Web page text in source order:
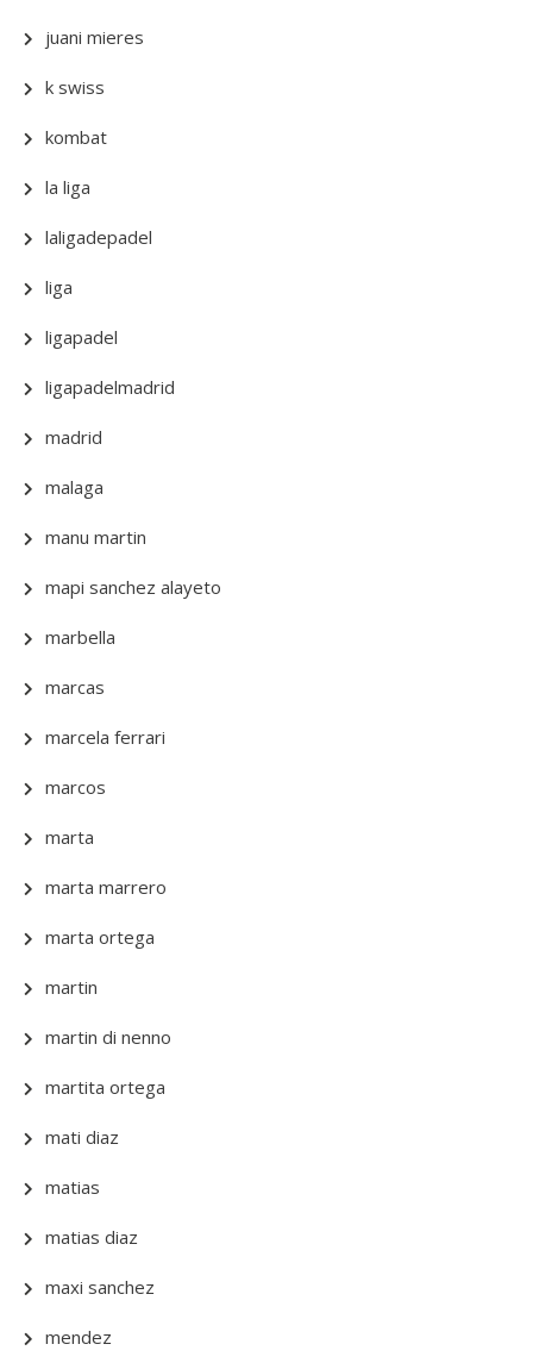
juani mieres
k swiss
kombat
la liga
laligadepadel
liga
ligapadel
ligapadelmadrid
madrid
malaga
manu martin
mapi sanchez alayeto
marbella
marcas
marcela ferrari
marcos
marta
marta marrero
marta ortega
martin
martin di nenno
martita ortega
mati diaz
matias
matias diaz
maxi sanchez
mendez